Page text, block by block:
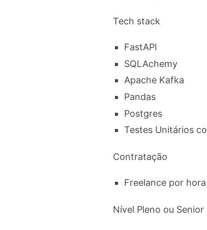
Tech stack
FastAPI
SQLAchemy
Apache Kafka
Pandas
Postgres
Testes Unitários
Contratação
Freelance por
Nível Pleno ou Senior